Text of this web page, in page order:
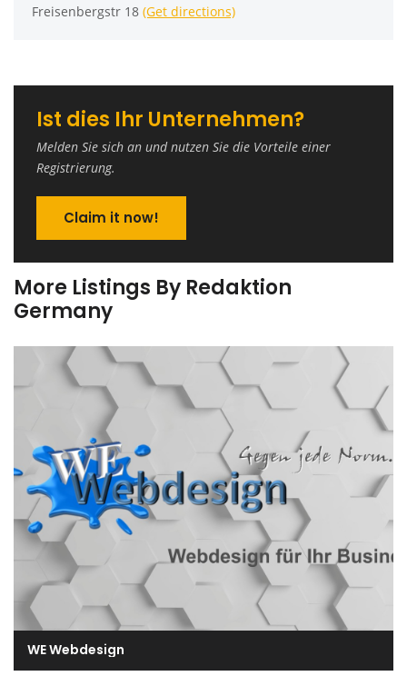
Freisenbergstr 18 (Get directions)
Ist dies Ihr Unternehmen?
Melden Sie sich an und nutzen Sie die Vorteile einer
Registrierung.
Claim it now!
More Listings By Redaktion
Germany
WE Webdesign